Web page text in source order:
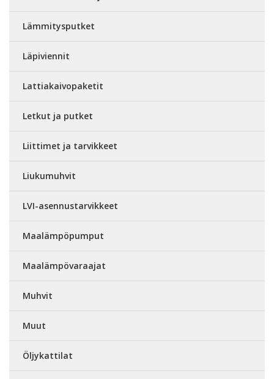
Lämmitysputket
Läpiviennit
Lattiakaivopaketit
Letkut ja putket
Liittimet ja tarvikkeet
Liukumuhvit
LVI-asennustarvikkeet
Maalämpöpumput
Maalämpövaraajat
Muhvit
Muut
Öljykattilat